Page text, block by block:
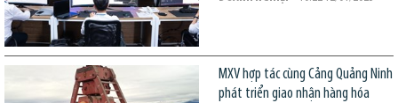
MXV hợp tác cùng Cảng Quảng Ninh
phát triển giao nhận hàng hóa